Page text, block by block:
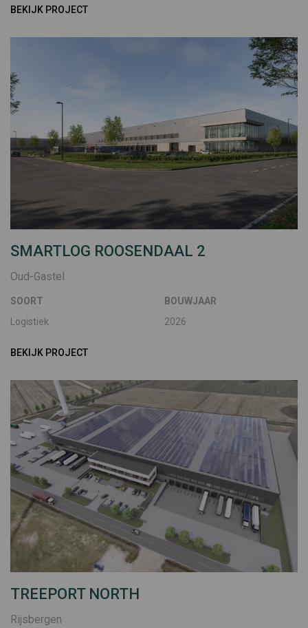
BEKIJK PROJECT
SMARTLOG ROOSENDAAL 2
Oud-Gastel
SOORT
Logistiek
BOUWJAAR
2026
BEKIJK PROJECT
TREEPORT NORTH
Rijsbergen